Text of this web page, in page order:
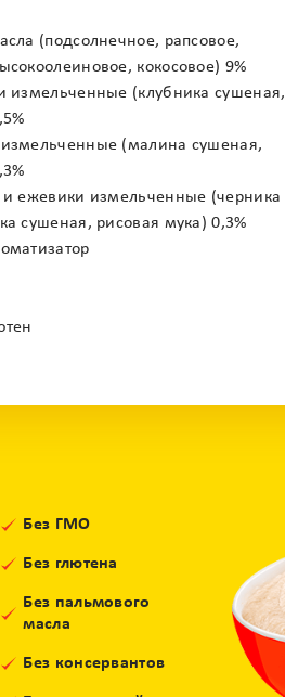
(подсолнечное, рапсовое,
кокосовое) 9%
измельченные (клубника сушеная,
(малина сушеная,
и ежевики измельченные (черника
сушеная, рисовая мука) 0,3%
Без ГМО
Без глютена
Без пальмового
масла
Без консервантов